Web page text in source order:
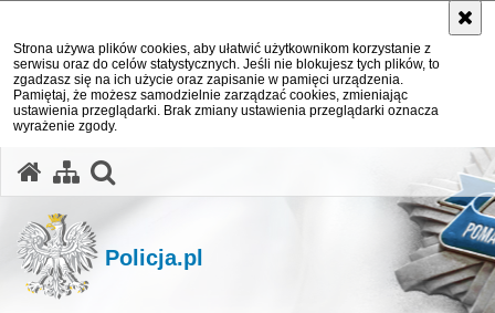
Strona używa plików cookies, aby ułatwić użytkownikom korzystanie z
serwisu oraz do celów statystycznych. Jeśli nie blokujesz tych plików, to
zgadzasz się na ich użycie oraz zapisanie w pamięci urządzenia.
Pamiętaj, że możesz samodzielnie zarządzać cookies, zmieniając
ustawienia przeglądarki. Brak zmiany ustawienia przeglądarki oznacza
wyrażenie zgody.
Policja.pl